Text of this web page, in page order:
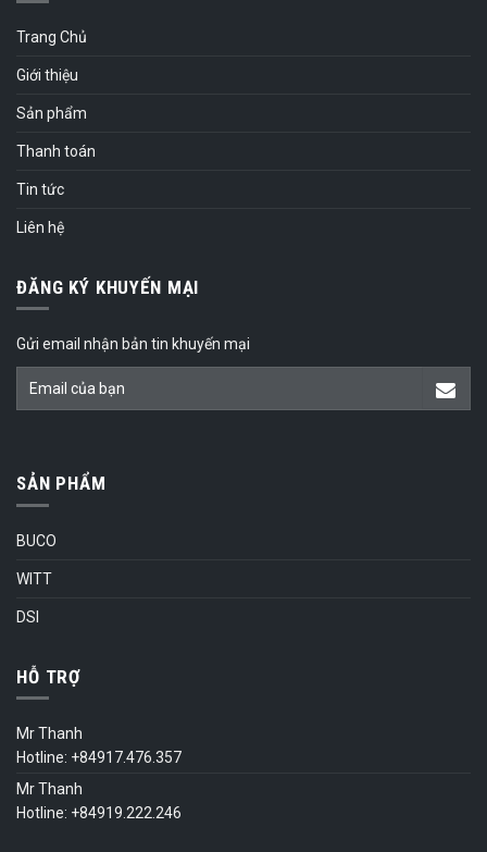
Trang Chủ
Giới thiệu
Sản phẩm
Thanh toán
Tin tức
Liên hệ
ĐĂNG KÝ KHUYẾN MẠI
Gửi email nhận bản tin khuyến mại
SẢN PHẨM
BUCO
WITT
DSI
HỖ TRỢ
Mr Thanh
Hotline: +84917.476.357
Mr Thanh
Hotline: +84919.222.246